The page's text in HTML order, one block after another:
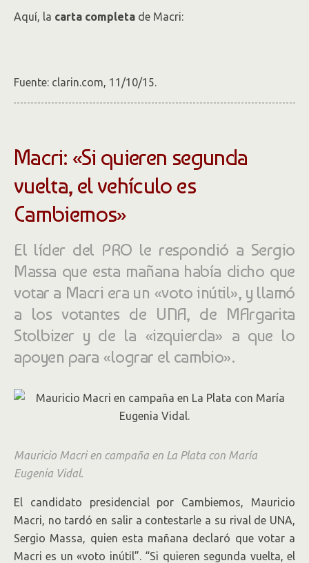
Aquí, la carta completa de Macri:
Fuente: clarin.com, 11/10/15.
Macri: «Si quieren segunda
vuelta, el vehículo es
Cambiemos»
El líder del PRO le respondió a Sergio
Massa que esta mañana había dicho que
votar a Macri era un «voto inútil», y llamó
a los votantes de UNA, de MArgarita
Stolbizer y de la «izquierda» a que lo
apoyen para «lograr el cambio».
Mauricio Macri en campaña en La Plata con María
Eugenia Vidal.
El candidato presidencial por Cambiemos, Mauricio
Macri, no tardó en salir a contestarle a su rival de UNA,
Sergio Massa, quien esta mañana declaró que votar a
Macri es un «voto inútil”. “Si quieren segunda vuelta, el